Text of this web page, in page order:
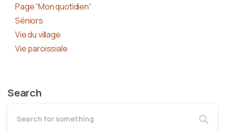
Page “Mon quotidien“
Séniors
Vie du village
Vie paroissiale
Search